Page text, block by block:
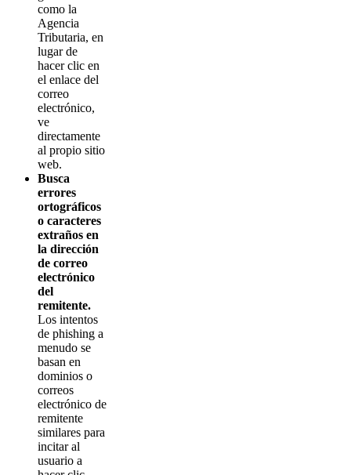
como la
Agencia
Tributaria, en
lugar de
hacer clic en
el enlace del
correo
electrónico,
ve
directamente
al propio sitio
web.
Busca
errores
ortográficos
o caracteres
extraños en
la dirección
de correo
electrónico
del
remitente.
Los intentos
de phishing a
menudo se
basan en
dominios o
correos
electrónico de
remitente
similares para
incitar al
usuario a